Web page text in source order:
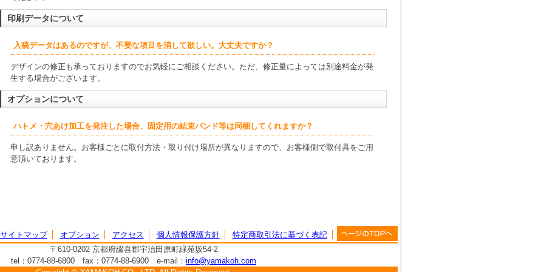
印刷データについて
入稿データはあるのですが、不要な項目を消して欲しい。大丈夫ですか？
デザインの修正も承っておりますのでお気軽にご相談ください。ただ、修正量によっては別途料金が発
生する場合がございます。
オプションについて
ハトメ・穴あけ加工を発注した場合、固定用の結束バンド等は同梱してくれますか？
申し訳ありません。お客様ごとに取付方法・取り付け場所が異なりますので、お客様側で取付具をご用
意頂いております。
サイトマップ オプション アクセス 個人情報保護方針
特定商取引法に基づく表記
〒610-0202 京都府綴喜郡宇治田原町緑苑坂54-2
tel：0774-88-6800 fax：0774-88-6900 e-mail： info@yamakoh.com